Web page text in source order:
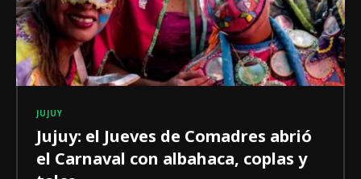
JUJUY
Jujuy: el Jueves de Comadres abrió
el Carnaval con albahaca, coplas y